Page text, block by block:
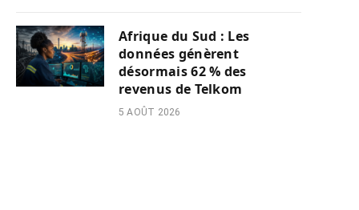
Afrique du Sud : Les
données génèrent
désormais 62 % des
revenus de Telkom
5 AOÛT 2026